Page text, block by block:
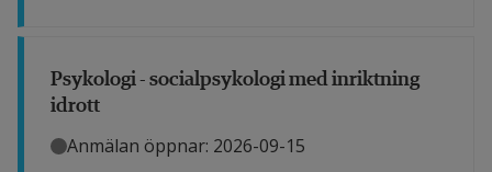
Psykologi - socialpsykologi med inriktning
idrott
Anmälan öppnar: 2026-09-15